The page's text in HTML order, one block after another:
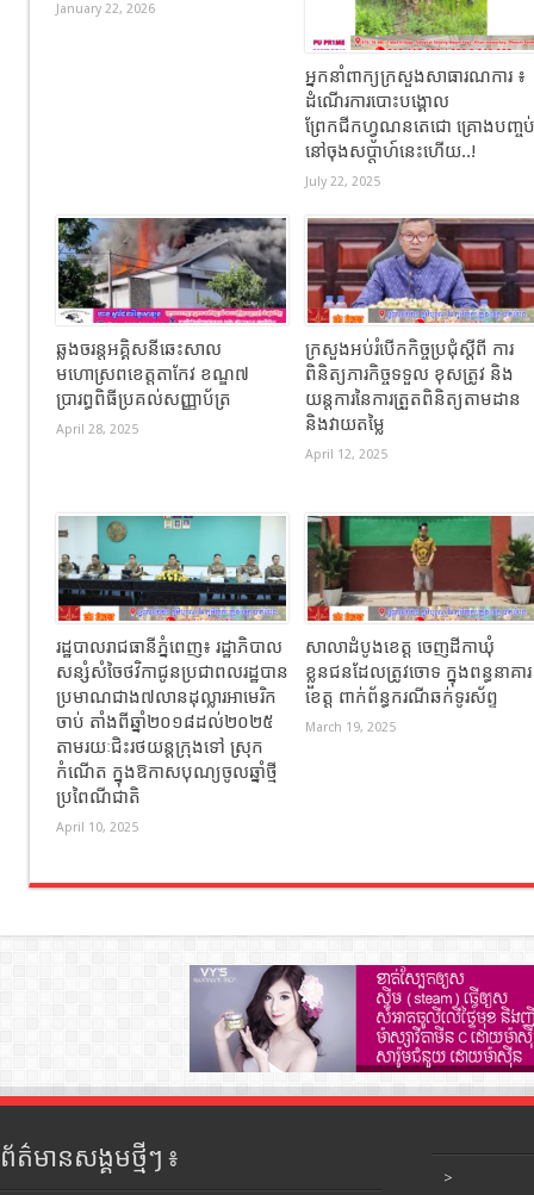
January 22, 2026
អ្នកនាំពាក្យក្រសួងសាធារណការ ៖
ដំណើរការបោះបង្គោល
ព្រែកជីកហ្វូណនតេជោ គ្រោងបញ្ចប់
នៅចុងសប្តាហ៍នេះហើយ..!
July 22, 2025
ឆ្លងចរន្តអគ្គិសនីឆេះសាល
មហោស្រពខេត្តតាកែវ ខណ្ឌ៧
ប្រារព្ធពិធីប្រគល់សញ្ញាប័ត្រ
April 28, 2025
ក្រសួងអប់រំបើកកិច្ចប្រជុំស្តីពី ការ
ពិនិត្យភារកិច្ចទទួល ខុសត្រូវ និង
យន្តការនៃការត្រួតពិនិត្យតាមដាន
និងវាយតម្លៃ
April 12, 2025
រដ្ឋបាលរាជធានីភ្នំពេញ៖ រដ្ឋាភិបាល
សន្សំសំចៃថវិកាជូនប្រជាពលរដ្ឋបាន
ប្រមាណជាង៧លានដុល្លារអាមេរិក
ចាប់ តាំងពីឆ្នាំ២០១៨ដល់២០២៥
តាមរយៈជិះរថយន្ដក្រុងទៅ ស្រុក
កំណើត ក្នុងឱកាសបុណ្យចូលឆ្នាំថ្មី
ប្រពៃណីជាតិ
April 10, 2025
សាលាដំបូងខេត្ត ចេញដីកាឃុំ
ខ្លួនជនដែលត្រូវចោទ ក្នុងពន្ធនាគារ
ខេត្ត ពាក់ព័ន្ធករណីឆក់ទូរស័ព្ទ
March 19, 2025
ព័ត៌មានសង្គមថ្មីៗ ៖
>